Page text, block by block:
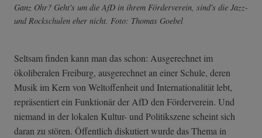
Ganz Ohr? Geht's um die AfD in ihrem Förderverein, sind's die Jazz-
und Rockschulen eher nicht. Foto: Thomas Goebel
Seltsam finden kann man das schon: Ausgerechnet im
ökoliberalen Freiburg, ausgerechnet an einer Schule, deren
Musik im Kern von Weltoffenheit und Internationalität lebt,
repräsentiert ein Funktionär der AfD den Förderverein. Und
niemand in der lokalen Kultur- und Politikszene scheint sich
daran zu stören. Öffentlich diskutiert wurde das Thema in